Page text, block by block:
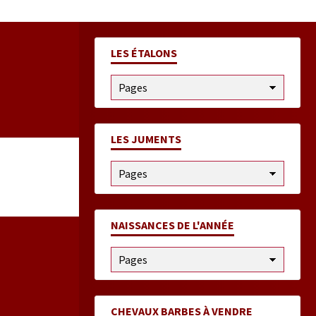
LES ÉTALONS
LES JUMENTS
NAISSANCES DE L'ANNÉE
CHEVAUX BARBES À VENDRE